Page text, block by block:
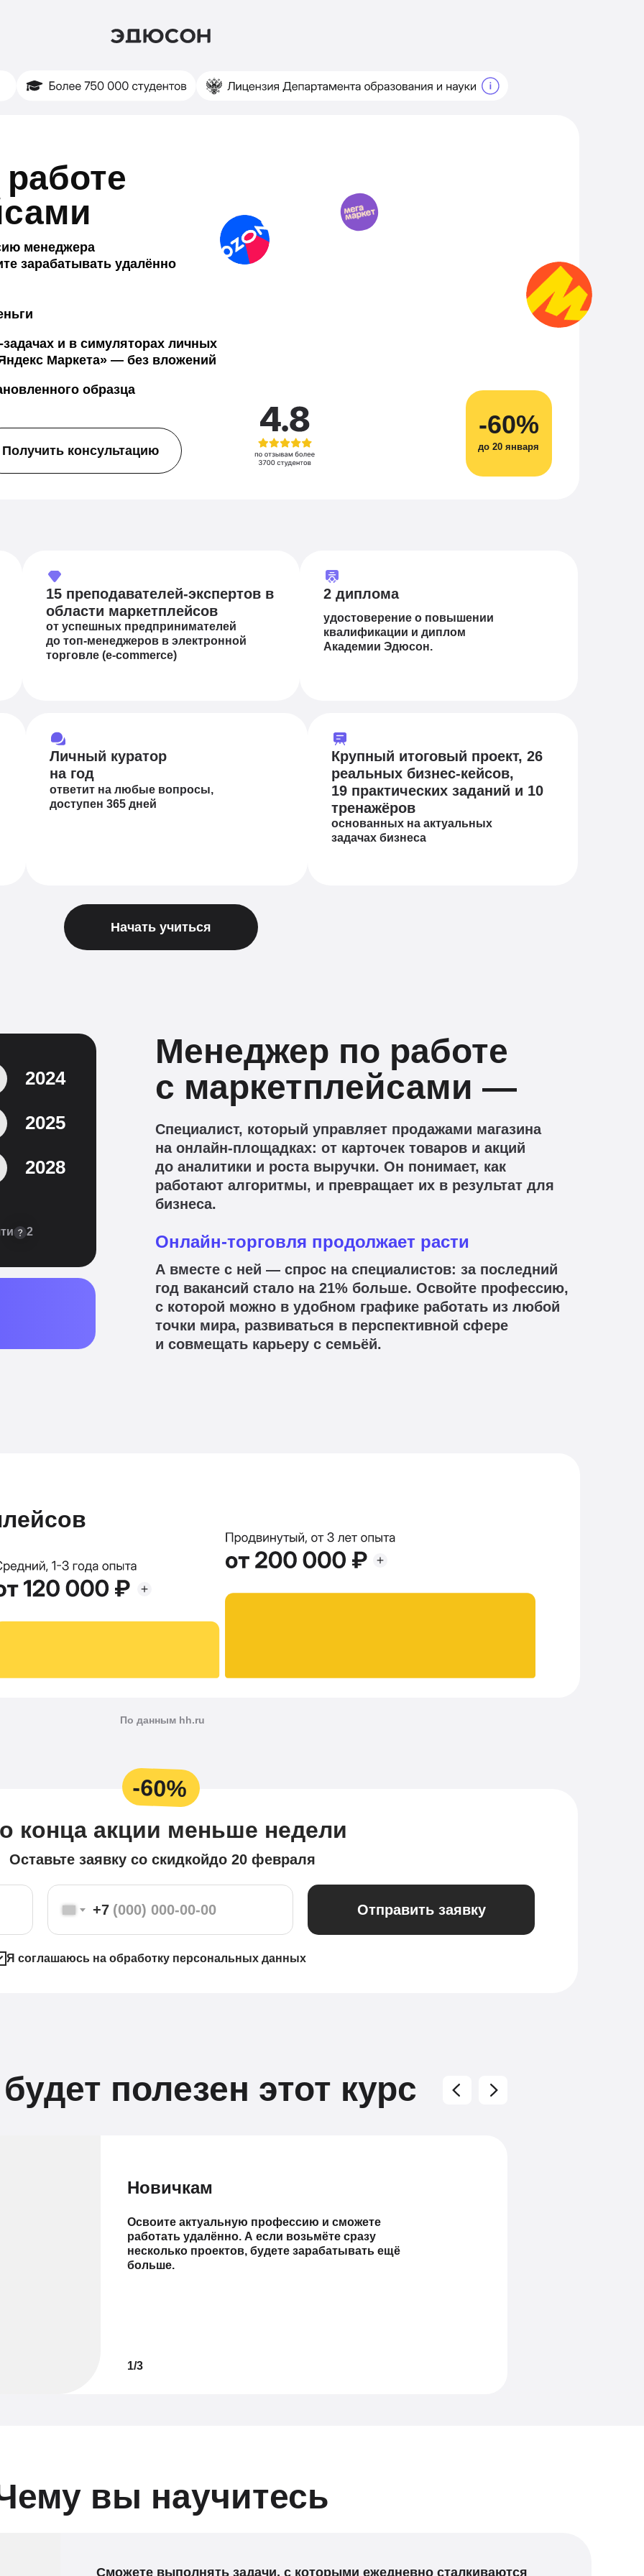
и в симуляторах личных
Маркета» — без вложений
образца
менеджера
зарабатывать удалённо
-60%
до 20 января
Получить консультацию
Начать учиться
15 преподавателей-экспертов в
области маркетплейсов
от успешных предпринимателей
до топ-менеджеров в электронной
торговле (e-commerce)
2 диплома
удостоверение о повышении
квалификации и диплом
Академии Эдюсон.
Личный куратор
на год
ответит на любые вопросы,
доступен 365 дней
Крупный итоговый проект, 26
реальных бизнес-кейсов,
19 практических заданий и 10
тренажёров
основанных на актуальных
задачах бизнеса
Менеджер по работе
с маркетплейсами —
Специалист, который управляет продажами магазина
на онлайн-площадках: от карточек товаров и акций
до аналитики и роста выручки. Он понимает, как
работают алгоритмы, и превращает их в результат для
бизнеса.
Онлайн-торговля продолжает расти
А вместе с ней — спрос на специалистов: за последний
год вакансий стало на 21% больше. Освойте профессию,
с которой можно в удобном графике работать из любой
точки мира, развиваться в перспективной сфере
и совмещать карьеру с семьёй.
2025
2028
2024
в 2
По данным hh.ru
+7 Отправить заявку
Оставьте заявку со скидкойдо 20 февраля
конца акции меньше недели
-60%
Я соглашаюсь на обработку персональных данных
полезен этот курс
Новичкам
Освоите актуальную профессию и сможете
работать удалённо. А если возьмёте сразу
несколько проектов, будете зарабатывать ещё
больше.
1/3
вы научитесь
Сможете выполнять задачи, с которыми ежедневно сталкиваются